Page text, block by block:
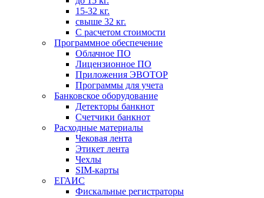
15-32 кг.
свыше 32 кг.
С расчетом стоимости
Программное обеспечение
Облачное ПО
Лицензионное ПО
Приложения ЭВОТОР
Программы для учета
Банковское оборудование
Детекторы банкнот
Счетчики банкнот
Расходные материалы
Чековая лента
Этикет лента
Чехлы
SIM-карты
ЕГАИС
Фискальные регистраторы